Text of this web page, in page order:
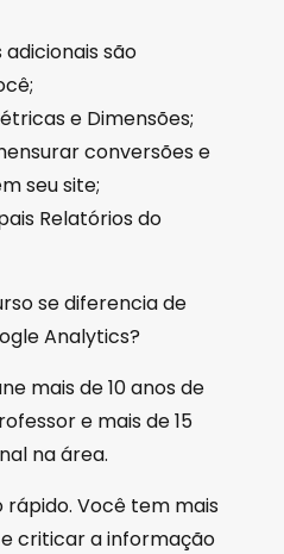
são
e Dimensões;
conversões e
seu site;
Relatórios do
se diferencia de
Analytics?
mais de 10 anos de
e mais de 15
na área.
rápido. Você tem mais
criticar a informação